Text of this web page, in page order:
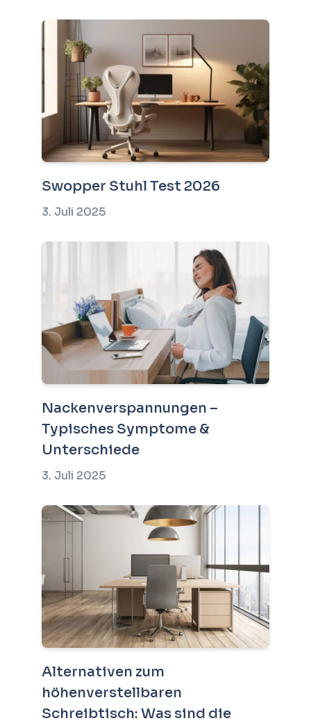
Swopper Stuhl Test 2026
3. Juli 2025
Nackenverspannungen –
Typisches Symptome &
Unterschiede
3. Juli 2025
Alternativen zum
höhenverstellbaren
Schreibtisch: Was sind die